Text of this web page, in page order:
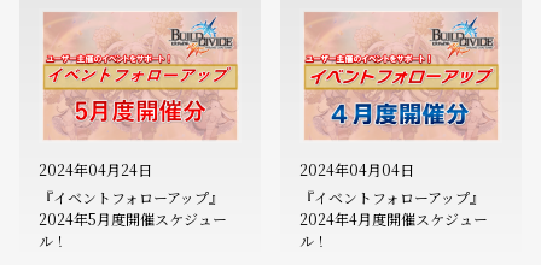
2024年04月24日
『イベントフォローアップ』
2024年5月度開催スケジュー
ル！
2024年04月04日
『イベントフォローアップ』
2024年4月度開催スケジュー
ル！